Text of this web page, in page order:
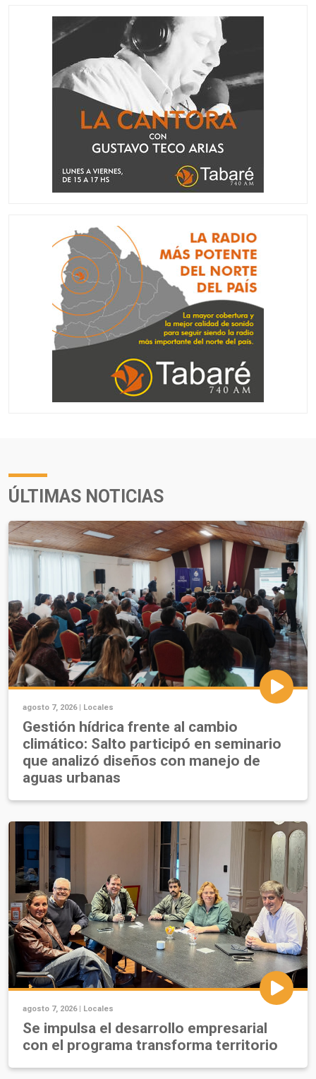
ÚLTIMAS NOTICIAS
agosto 7, 2026 | Locales
Gestión hídrica frente al cambio
climático: Salto participó en seminario
que analizó diseños con manejo de
aguas urbanas
agosto 7, 2026 | Locales
Se impulsa el desarrollo empresarial
con el programa transforma territorio